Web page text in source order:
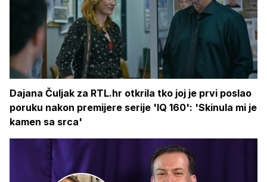
Dajana Čuljak za RTL.hr otkrila tko joj je prvi poslao
poruku nakon premijere serije 'IQ 160': 'Skinula mi je
kamen sa srca'